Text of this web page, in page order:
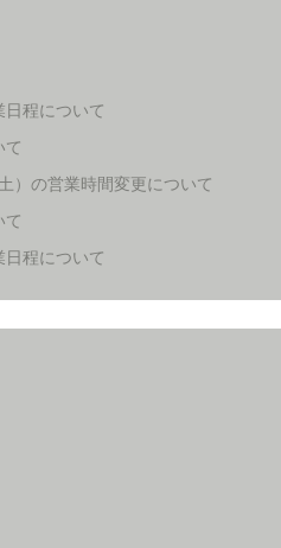
日程について
て
）の営業時間変更について
て
日程について